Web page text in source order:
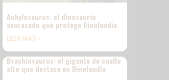
Ankylosaurus: el dinosaurio
acorazado que protege Dinolandia
LEER MÁS »
Brachiosaurus: el gigante de cuello
alto que destaca en Dinolandia